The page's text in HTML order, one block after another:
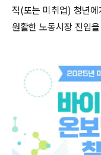
직(또는 미취업) 청년
원활한 노동시장 진입